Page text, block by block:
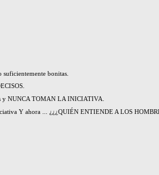
bonitas.
y NUNCA TOMAN LA INICIATIVA.
Y ahora ... ¿¿¿QUIÉN ENTIENDE A LOS